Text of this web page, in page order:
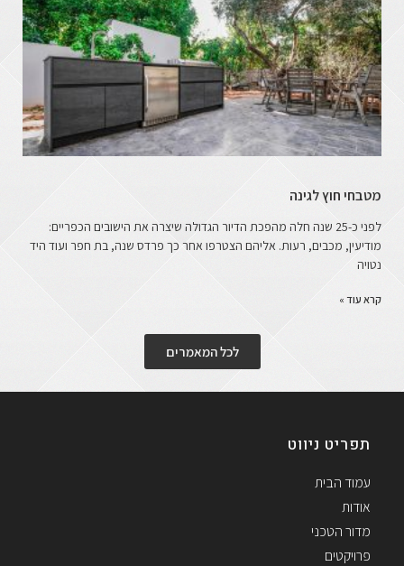
מטבחי חוץ לגינה
לפני כ-25 שנה חלה מהפכת הדיור הגדולה שיצרה את הישובים הכפריים:
מודיעין, מכבים, רעות. אליהם הצטרפו אחר כך פרדס שנה, בת חפר ועוד היד
נטויה
קרא עוד »
לכל המאמרים
תפריט ניווט
עמוד הבית
אודות
מדור הטכני
פרויקטים